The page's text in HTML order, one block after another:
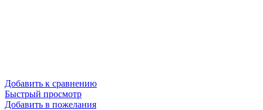
Добавить к сравнению
Быстрый просмотр
Добавить в пожелания